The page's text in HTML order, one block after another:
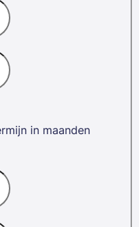
in maanden